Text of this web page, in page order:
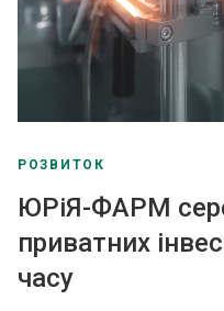
РОЗВИТОК
ЮРіЯ-ФАРМ
приватних
часу